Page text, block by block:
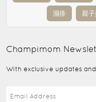
濕疹 親
Champimom
With exclusive updates